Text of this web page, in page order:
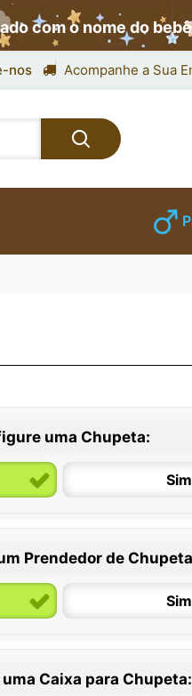
com o nome do bebê
nos Acompanhe a Sua
uma Chupeta:
Sim
Prendedor de
Sim
Caixa para Chupeta: